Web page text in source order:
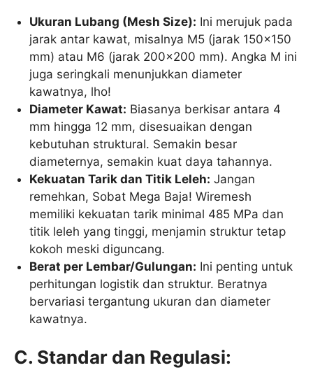
Ukuran Lubang (Mesh Size): Ini merujuk pada
jarak antar kawat, misalnya M5 (jarak 150×150
mm) atau M6 (jarak 200×200 mm). Angka M ini
juga seringkali menunjukkan diameter
kawatnya, lho!
Diameter Kawat: Biasanya berkisar antara 4
mm hingga 12 mm, disesuaikan dengan
kebutuhan struktural. Semakin besar
diameternya, semakin kuat daya tahannya.
Kekuatan Tarik dan Titik Leleh: Jangan
remehkan, Sobat Mega Baja! Wiremesh
memiliki kekuatan tarik minimal 485 MPa dan
titik leleh yang tinggi, menjamin struktur tetap
kokoh meski diguncang.
Berat per Lembar/Gulungan: Ini penting untuk
perhitungan logistik dan struktur. Beratnya
bervariasi tergantung ukuran dan diameter
kawatnya.
C. Standar dan Regulasi: